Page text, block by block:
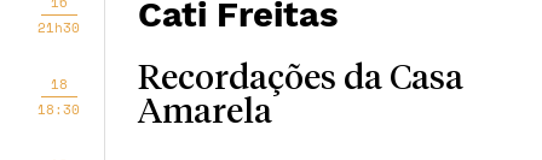
21h30
Cati Freitas
18
18:30
Recordações da Casa
Amarela